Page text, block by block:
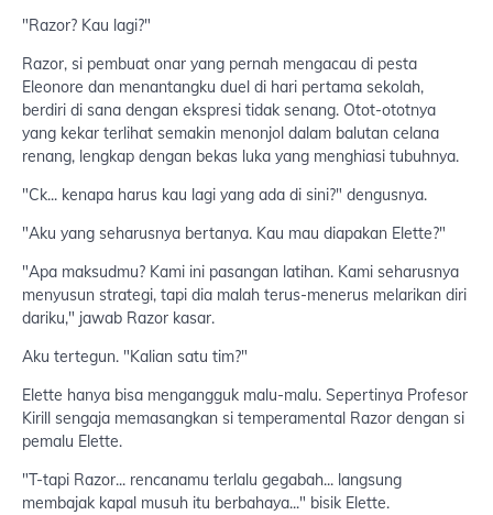
"Razor? Kau lagi?"
Razor, si pembuat onar yang pernah mengacau di pesta
Eleonore dan menantangku duel di hari pertama sekolah,
berdiri di sana dengan ekspresi tidak senang. Otot-ototnya
yang kekar terlihat semakin menonjol dalam balutan celana
renang, lengkap dengan bekas luka yang menghiasi tubuhnya.
"Ck... kenapa harus kau lagi yang ada di sini?" dengusnya.
"Aku yang seharusnya bertanya. Kau mau diapakan Elette?"
"Apa maksudmu? Kami ini pasangan latihan. Kami seharusnya
menyusun strategi, tapi dia malah terus-menerus melarikan diri
dariku," jawab Razor kasar.
Aku tertegun. "Kalian satu tim?"
Elette hanya bisa mengangguk malu-malu. Sepertinya Profesor
Kirill sengaja memasangkan si temperamental Razor dengan si
pemalu Elette.
"T-tapi Razor... rencanamu terlalu gegabah... langsung
membajak kapal musuh itu berbahaya..." bisik Elette.